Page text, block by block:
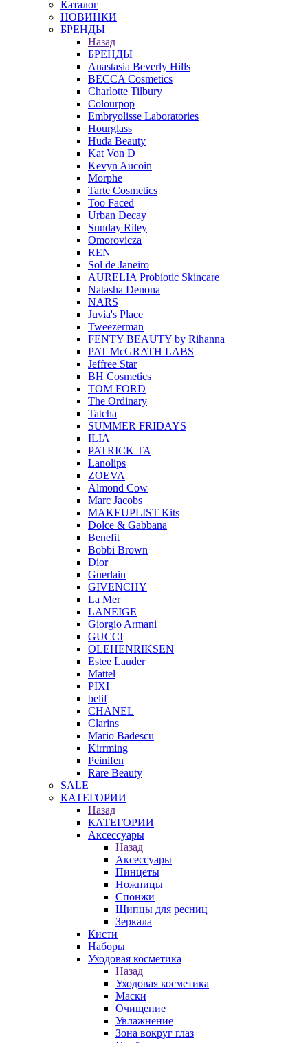
Каталог
НОВИНКИ
БРЕНДЫ
Назад
БРЕНДЫ
Anastasia Beverly Hills
BECCA Cosmetics
Charlotte Tilbury
Colourpop
Embryolisse Laboratories
Hourglass
Huda Beauty
Kat Von D
Kevyn Aucoin
Morphe
Tarte Cosmetics
Too Faced
Urban Decay
Sunday Riley
Omorovicza
REN
Sol de Janeiro
AURELIA Probiotic Skincare
Natasha Denona
NARS
Juvia's Place
Tweezerman
FENTY BEAUTY by Rihanna
PAT McGRATH LABS
Jeffree Star
BH Cosmetics
TOM FORD
The Ordinary
Tatcha
SUMMER FRIDAYS
ILIA
PATRICK TA
Lanolips
ZOEVA
Almond Cow
Marc Jacobs
MAKEUPLIST Kits
Dolce & Gabbana
Benefit
Bobbi Brown
Dior
Guerlain
GIVENCHY
La Mer
LANEIGE
Giorgio Armani
GUCCI
OLEHENRIKSEN
Estee Lauder
Mattel
PIXI
belif
CHANEL
Clarins
Mario Badescu
Kirrming
Peinifen
Rare Beauty
SALE
КАТЕГОРИИ
Назад
КАТЕГОРИИ
Аксессуары
Назад
Аксессуары
Пинцеты
Ножницы
Спонжи
Щипцы для ресниц
Зеркала
Кисти
Наборы
Уходовая косметика
Назад
Уходовая косметика
Маски
Очищение
Увлажнение
Зона вокруг глаз